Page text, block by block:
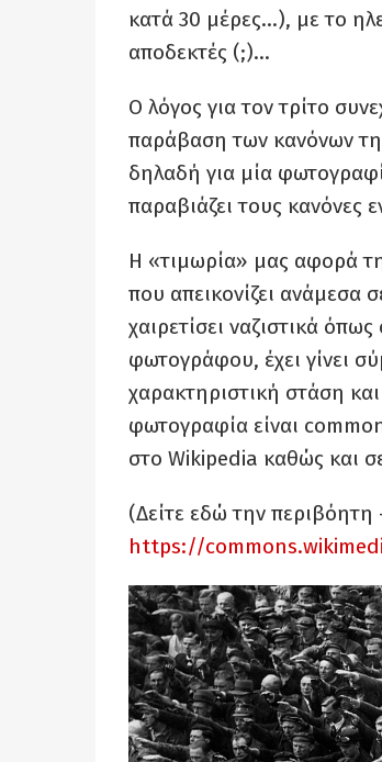
κατά 30 μέρες…), με το
αποδεκτές (;)…
Ο λόγος για τον τρίτο
παράβαση των κανόνων
δηλαδή για μία
παραβιάζει τους κανόνες
Η «τιμωρία» μας αφορά
που απεικονίζει ανάμεσα
χαιρετίσει ναζιστικά
φωτογράφου, έχει γίνει
χαρακτηριστική στάση
φωτογραφία είναι
στο Wikipedia καθώς και
(Δείτε εδώ την
https://